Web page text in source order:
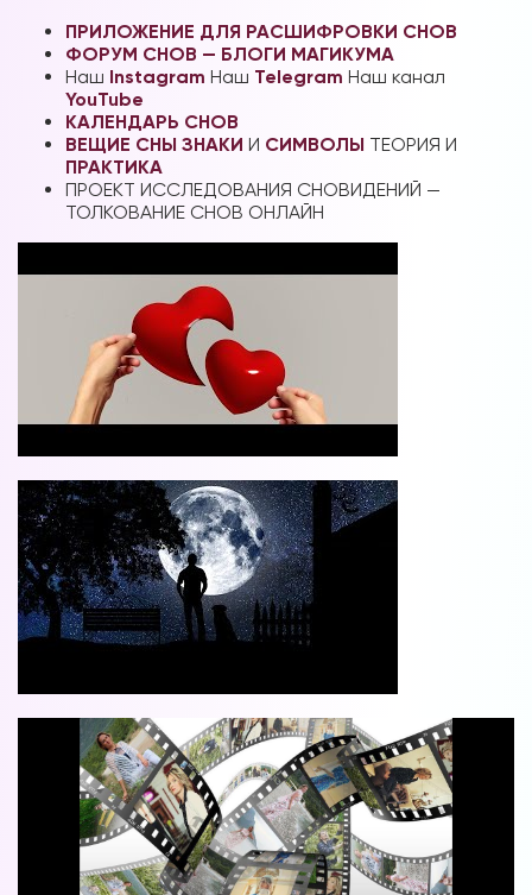
ПРИЛОЖЕНИЕ ДЛЯ РАСШИФРОВКИ СНОВ
ФОРУМ СНОВ — БЛОГИ МАГИКУМА
Наш Instagram Наш Telegram Наш канал
YouTube
КАЛЕНДАРЬ СНОВ
ВЕЩИЕ СНЫ ЗНАКИ И СИМВОЛЫ ТЕОРИЯ И
ПРАКТИКА
ПРОЕКТ ИССЛЕДОВАНИЯ СНОВИДЕНИЙ —
ТОЛКОВАНИЕ СНОВ ОНЛАЙН
Вы можете получать информацию во
снах (проверено более 100000
участниками)
информацию во снах с первых дней.
Скачайте приложение, чтобы получить
доступ:
Скачать